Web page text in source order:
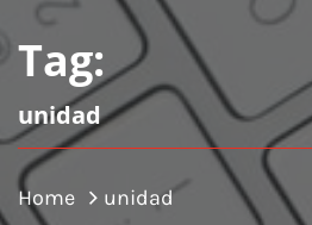
Tag:
unidad
Home unidad